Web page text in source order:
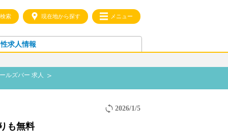
索 現在地から探す メニュー
求人情報
ルズバー 求人
2026/1/5
も無料